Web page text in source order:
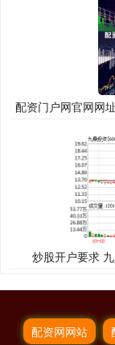
配资门户网官网网
炒股开户要求
配资网网站